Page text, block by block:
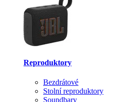
Reproduktory
Bezdrátové
Stolní reproduktory
Soundbary